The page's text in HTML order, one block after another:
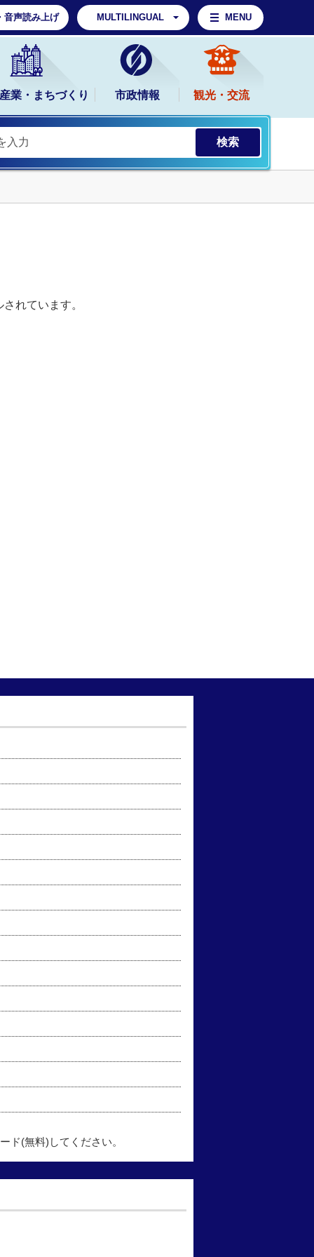
音声読み上げ MULTILINGUAL MENU
業・まちづくり 市政情報 観光・交流
れています。
ド(無料)してください。